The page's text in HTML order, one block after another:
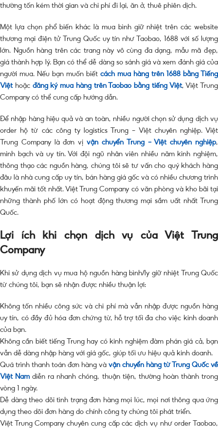
thường tốn kém thời gian và chi phí đi lại, ăn ở, thuê phiên dịch.
Một lựa chọn phổ biến khác là mua bình giữ nhiệt trên các website
thương mại điện tử Trung Quốc uy tín như Taobao, 1688 với số lượng
lớn. Nguồn hàng trên các trang này vô cùng đa dạng, mẫu mã đẹp,
giá thành hợp lý. Bạn có thể dễ dàng so sánh giá và xem đánh giá của
người mua. Nếu bạn muốn biết cách mua hàng trên 1688 bằng Tiếng
Việthoặc đăng ký mua hàng trên Taobao bằng tiếng Việt, Việt Trung
Company có thể cung cấp hướng dẫn.
Để nhập hàng hiệu quả và an toàn, nhiều người chọn sử dụng dịch vụ
order hộ từ các công ty logistics Trung – Việt chuyên nghiệp. Việt
Trung Company là đơn vịvận chuyển Trung – Việt chuyên nghiệp,
minh bạch và uy tín. Với đội ngũ nhân viên nhiều năm kinh nghiệm,
thông thạo các nguồn hàng, chúng tôi sẽ tư vấn cho quý khách hàng
đâu là nhà cung cấp uy tín, bán hàng giá gốc và có nhiều chương trình
khuyến mãi tốt nhất. Việt Trung Company có văn phòng và kho bãi tại
những thành phố lớn có hoạt động thương mại sầm uất nhất Trung
Quốc.
Lợi ích khi chọn dịch vụ của Việt Trung
Company
Khi sử dụng dịch vụ mua hộ nguồn hàng bình/ly giữ nhiệt Trung Quốc
từ chúng tôi, bạn sẽ nhận được nhiều thuận lợi:
Không tốn nhiều công sức và chi phí mà vẫn nhập được nguồn hàng
uy tín, có đầy đủ hóa đơn chứng từ, hỗ trợ tối đa cho việc kinh doanh
của bạn.
Không cần biết tiếng Trung hay có kinh nghiệm đàm phán giá cả, bạn
vẫn dễ dàng nhập hàng với giá gốc, giúp tối ưu hiệu quả kinh doanh.
Quá trình thanh toán đơn hàng và vận chuyển hàng từ Trung Quốc về
Việt Namdiễn ra nhanh chóng, thuận tiện, thường hoàn thành trong
vòng 1 ngày.
Dễ dàng theo dõi tình trạng đơn hàng mọi lúc, mọi nơi thông qua ứng
dụng theo dõi đơn hàng do chính công ty chúng tôi phát triển.
Việt Trung Company chuyên cung cấp các dịch vụ như order Taobao,